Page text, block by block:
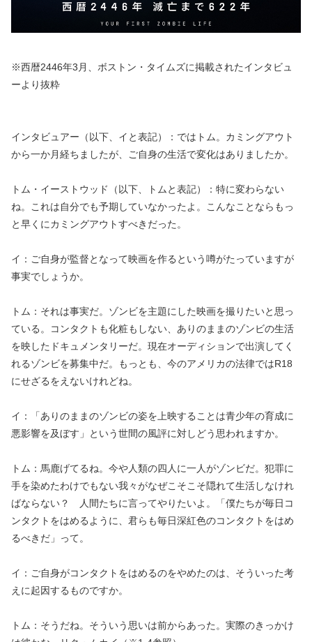
※西暦2446年3月、ボストン・タイムズに掲載されたインタビュ
ーより抜粋
インタビュアー（以下、イと表記）：ではトム。カミングアウト
から一か月経ちましたが、ご自身の生活で変化はありましたか。
トム・イーストウッド（以下、トムと表記）：特に変わらない
ね。これは自分でも予期していなかったよ。こんなことならもっ
と早くにカミングアウトすべきだった。
イ：ご自身が監督となって映画を作るという噂がたっていますが
事実でしょうか。
トム：それは事実だ。ゾンビを主題にした映画を撮りたいと思っ
ている。コンタクトも化粧もしない、ありのままのゾンビの生活
を映したドキュメンタリーだ。現在オーディションで出演してく
れるゾンビを募集中だ。もっとも、今のアメリカの法律ではR18
にせざるをえないけれどね。
イ：「ありのままのゾンビの姿を上映することは青少年の育成に
悪影響を及ぼす」という世間の風評に対しどう思われますか。
トム：馬鹿げてるね。今や人類の四人に一人がゾンビだ。犯罪に
手を染めたわけでもない我々がなぜこそこそ隠れて生活しなけれ
ばならない？ 人間たちに言ってやりたいよ。「僕たちが毎日コ
ンタクトをはめるように、君らも毎日深紅色のコンタクトをはめ
るべきだ」って。
イ：ご自身がコンタクトをはめるのをやめたのは、そういった考
えに起因するものですか。
トム：そうだね。そういう思いは前からあった。実際のきっかけ